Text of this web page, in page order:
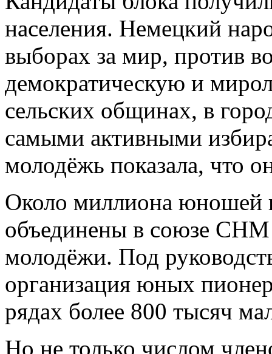
населения. Немецкий
выборах за мир, против
демократическую и
сельских общинах, в
самыми активными
молодёжь показала, что
Около миллиона юношей
объединены в союзе
молодёжи. Под
организация юных
рядах более 800 тысяч
Но не только числом